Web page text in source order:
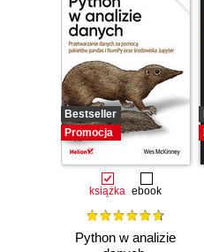
Bestseller
Promocja
książka ebook
Python w analizie